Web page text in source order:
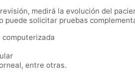
medirá la evolución del
puede solicitar pruebas
computerizada
entre otras.